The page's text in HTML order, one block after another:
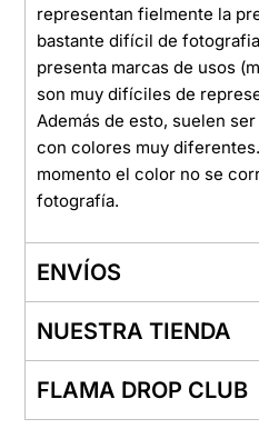
representan fielmente la
bastante difícil de
presenta marcas de usos
son muy difíciles de
Además de esto, suelen
con colores muy
momento el color no se
fotografía.
ENVÍOS
NUESTRA TIENDA
FLAMA DROP CLUB